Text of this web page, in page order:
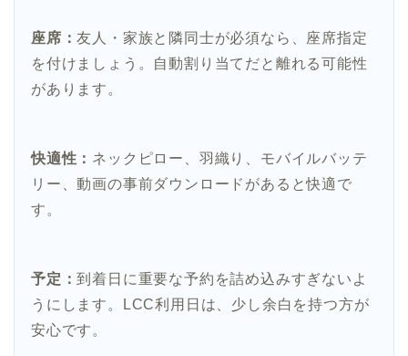
座席：友人・家族と隣同士が必須なら、座席指定
を付けましょう。自動割り当てだと離れる可能性
があります。
快適性： ネックピロー、羽織り、モバイルバッテ
リー、動画の事前ダウンロードがあると快適で
す。
予定：到着日に重要な予約を詰め込みすぎないよ
うにします。LCC利用日は、少し余白を持つ方が
安心です。